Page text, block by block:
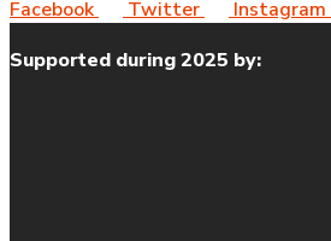
Facebook Twitter Instagram
Supported during 2025 by: